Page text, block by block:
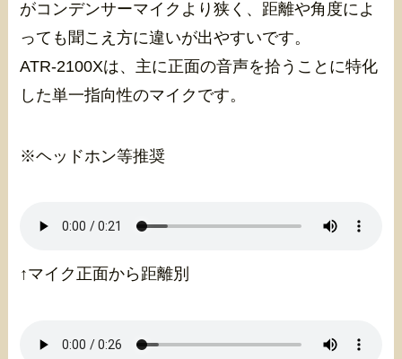
がコンデンサーマイクより狭く、距離や角度によ
っても聞こえ方に違いが出やすいです。
ATR-2100Xは、主に正面の音声を拾うことに特化
した単一指向性のマイクです。
※ヘッドホン等推奨
↑マイク正面から距離別